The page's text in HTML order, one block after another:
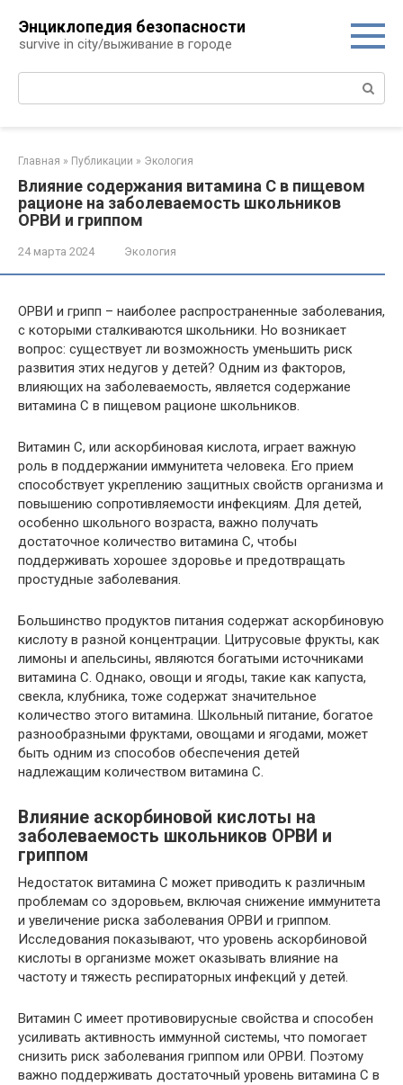
контенту
Энциклопедия безопасности
survive in city/выживание в городе
Поиск:
Главная » Публикации » Экология
Влияние содержания витамина С в пищевом
рационе на заболеваемость школьников
ОРВИ и гриппом
24 марта 2024 Экология
ОРВИ и грипп – наиболее распространенные заболевания,
с которыми сталкиваются школьники. Но возникает
вопрос: существует ли возможность уменьшить риск
развития этих недугов у детей? Одним из факторов,
влияющих на заболеваемость, является содержание
витамина С в пищевом рационе школьников.
Витамин C, или аскорбиновая кислота, играет важную
роль в поддержании иммунитета человека. Его прием
способствует укреплению защитных свойств организма и
повышению сопротивляемости инфекциям. Для детей,
особенно школьного возраста, важно получать
достаточное количество витамина C, чтобы
поддерживать хорошее здоровье и предотвращать
простудные заболевания.
Большинство продуктов питания содержат аскорбиновую
кислоту в разной концентрации. Цитрусовые фрукты, как
лимоны и апельсины, являются богатыми источниками
витамина C. Однако, овощи и ягоды, такие как капуста,
свекла, клубника, тоже содержат значительное
количество этого витамина. Школьный питание, богатое
разнообразными фруктами, овощами и ягодами, может
быть одним из способов обеспечения детей
надлежащим количеством витамина C.
Влияние аскорбиновой кислоты на
заболеваемость школьников ОРВИ и
гриппом
Недостаток витамина С может приводить к различным
проблемам со здоровьем, включая снижение иммунитета
и увеличение риска заболевания ОРВИ и гриппом.
Исследования показывают, что уровень аскорбиновой
кислоты в организме может оказывать влияние на
частоту и тяжесть респираторных инфекций у детей.
Витамин С имеет противовирусные свойства и способен
усиливать активность иммунной системы, что помогает
снизить риск заболевания гриппом или ОРВИ. Поэтому
важно поддерживать достаточный уровень витамина С в